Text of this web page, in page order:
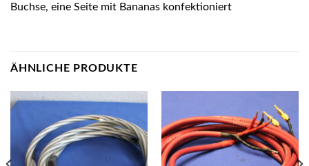
Buchse, eine Seite mit Bananas konfektioniert
ÄHNLICHE PRODUKTE